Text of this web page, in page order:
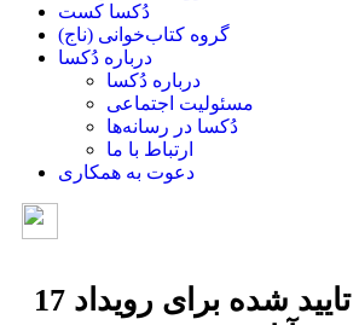
دُکسا کست
گروه کتاب‌خوانی (ناج)
درباره دُکسا
درباره دُکسا
مسئولیت اجتماعی
دُکسا در رسانه‌ها
ارتباط با ما
دعوت به همکاری
لیست افراد تایید شده برای رویداد 17